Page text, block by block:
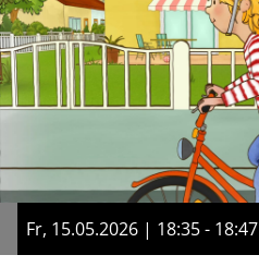
Fr, 15.05.2026 | 18:35 - 18:47